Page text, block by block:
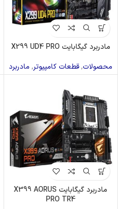
مادربرد گیگابایت X299 UD4 PRO
محصولات,قطعات کامپیوتر, مادربرد
مادربرد گیگابایت X399 AORUS
PRO TR4